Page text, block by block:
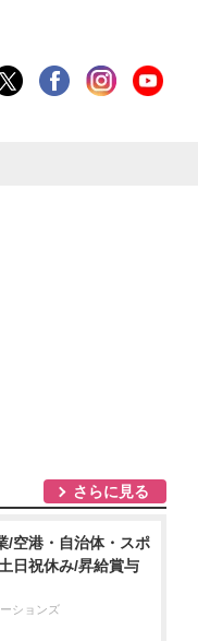
さらに見る
/空港・自治体・スポ
日祝休み/昇給賞与
ションズ